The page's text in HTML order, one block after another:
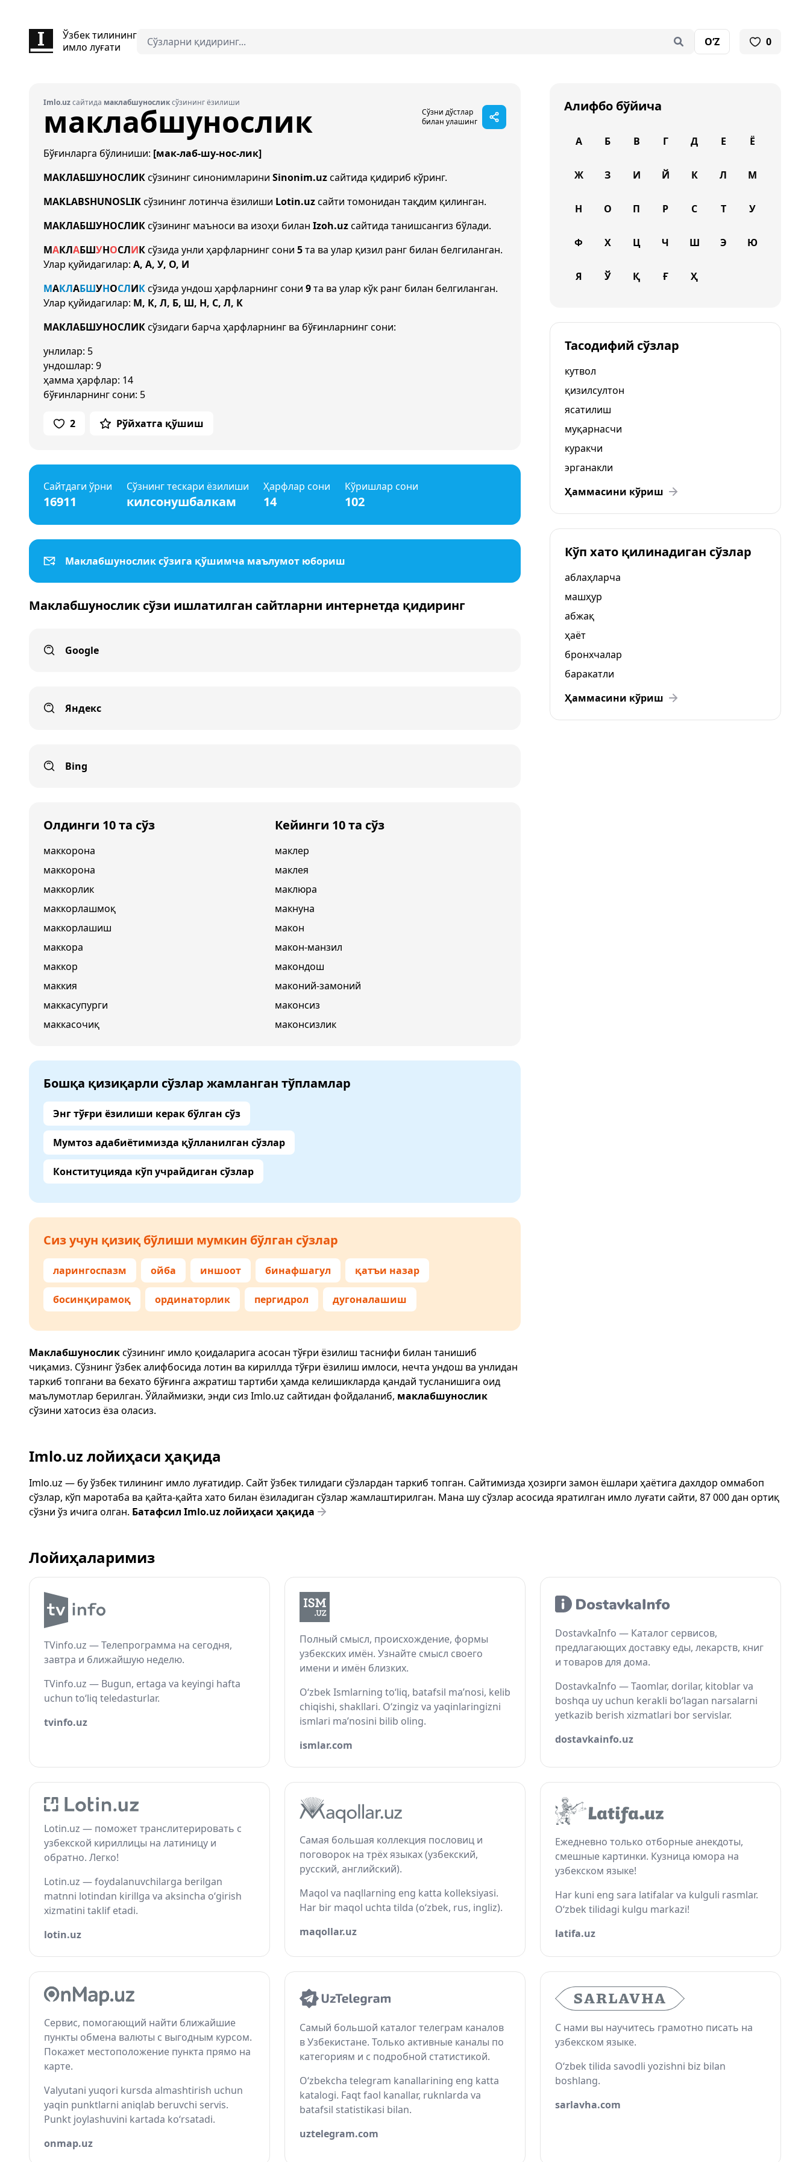
Ўзбек тилининг
имло луғати
O‘Z 0
Imlo.uzсайтида маклабшуносликсўзининг ёзилиши
маклабшунослик
Сўзни дўстлар
билан улашинг
Бўғинларга бўлиниши: [мак-лаб-шу-нос-лик]
МАКЛАБШУНОСЛИКсўзининг синонимларини Sinonim.uzсайтида қидириб кўринг.
MAKLABSHUNOSLIKсўзининг лотинча ёзилиши Lotin.uzсайти томонидан тақдим қилинган.
МАКЛАБШУНОСЛИКсўзининг маъноси ва изоҳи билан Izoh.uzсайтида танишсангиз бўлади.
МАКЛАБШУНОСЛИКсўзида унли ҳарфларнинг сони 5та ва улар қизил ранг билан белгиланган.
Улар қуйидагилар: А, А, У, О, И
МАКЛАБШУНОСЛИКсўзида ундош ҳарфларнинг сони 9та ва улар кўк ранг билан белгиланган.
Улар қуйидагилар: М, К, Л, Б, Ш, Н, С, Л, К
МАКЛАБШУНОСЛИКсўзидаги барча ҳарфларнинг ва бўғинларнинг сони:
унлилар: 5
ундошлар: 9
ҳамма ҳарфлар: 14
бўғинларнинг сони: 5
2 Рўйхатга қўшиш
Сайтдаги ўрни
16911
Сўзнинг тескари ёзилиши
килсонушбалкам
Ҳарфлар сони
14
Кўришлар сони
102
Маклабшунослик сўзига қўшимча маълумот юбориш
Маклабшунослик сўзи ишлатилган сайтларни интернетда қидиринг
Google
Яндекс
Bing
Олдинги 10 та сўз
маккорона
маккорона
маккорлик
маккорлашмоқ
маккорлашиш
маккора
маккор
маккия
маккасупурги
маккасочиқ
Кейинги 10 та сўз
маклер
маклея
маклюра
макнуна
макон
макон-манзил
макондош
маконий-замоний
маконсиз
маконсизлик
Бошқа қизиқарли сўзлар жамланган тўпламлар
Энг тўғри ёзилиши керак бўлган сўз
Мумтоз адабиётимизда қўлланилган сўзлар
Конституцияда кўп учрайдиган сўзлар
Сиз учун қизиқ бўлиши мумкин бўлган сўзлар
ларингоспазм ойба иншоот бинафшагул қатъи назар
босинқирамоқ ординаторлик пергидрол дугоналашиш
Маклабшуносликсўзининг имло қоидаларига асосан тўғри ёзилиш таснифи билан танишиб
чиқамиз. Сўзнинг ўзбек алифбосида лотин ва кириллда тўғри ёзилиш имлоси, нечта ундош ва унлидан
таркиб топгани ва бехато бўғинга ажратиш тартиби ҳамда келишикларда қандай тусланишига оид
маълумотлар берилган. Ўйлаймизки, энди сиз Imlo.uz сайтидан фойдаланиб, маклабшунослик
сўзини хатосиз ёза оласиз.
Алифбо бўйича
А Б В Г Д Е Ё
Ж З И Й К Л М
Н О П Р С Т У
Ф Х Ц Ч Ш Э Ю
Я Ў Қ Ғ Ҳ
Тасодифий сўзлар
кутвол
қизилсултон
ясатилиш
муқарнасчи
куракчи
эрганакли
Ҳаммасини кўриш
Кўп хато қилинадиган сўзлар
аблаҳларча
машҳур
абжақ
ҳаёт
бронхчалар
баракатли
Ҳаммасини кўриш
Imlo.uz лойиҳаси ҳақида
Imlo.uz — бу ўзбек тилининг имло луғатидир. Сайт ўзбек тилидаги сўзлардан таркиб топган. Сайтимизда ҳозирги замон ёшлари ҳаётига дахлдор оммабоп
сўзлар, кўп маротаба ва қайта-қайта хато билан ёзиладиган сўзлар жамлаштирилган. Мана шу сўзлар асосида яратилган имло луғати сайти, 87 000 дан ортиқ
сўзни ўз ичига олган. Батафсил Imlo.uz лойиҳаси ҳақида
Лойиҳаларимиз
TVinfo.uz — Телепрограмма на сегодня,
завтра и ближайшую неделю.
TVinfo.uz — Bugun, ertaga va keyingi hafta
uchun to‘liq teledasturlar.
tvinfo.uz
Полный смысл, происхождение, формы
узбекских имён. Узнайте смысл своего
имени и имён близких.
O‘zbek Ismlarning to‘liq, batafsil ma’nosi, kelib
chiqishi, shakllari. O‘zingiz va yaqinlaringizni
ismlari ma’nosini bilib oling.
ismlar.com
DostavkaInfo — Каталог сервисов,
предлагающих доставку еды, лекарств, книг
и товаров для дома.
DostavkaInfo — Taomlar, dorilar, kitoblar va
boshqa uy uchun kerakli bo‘lagan narsalarni
yetkazib berish xizmatlari bor servislar.
dostavkainfo.uz
Lotin.uz — поможет транслитерировать с
узбекской кириллицы на латиницу и
обратно. Легко!
Lotin.uz — foydalanuvchilarga berilgan
matnni lotindan kirillga va aksincha o‘girish
xizmatini taklif etadi.
lotin.uz
Самая большая коллекция пословиц и
поговорок на трёх языках (узбекский,
русский, английский).
Maqol va naqllarning eng katta kolleksiyasi.
Har bir maqol uchta tilda (o‘zbek, rus, ingliz).
maqollar.uz
Ежедневно только отборные анекдоты,
смешные картинки. Кузница юмора на
узбекском языке!
Har kuni eng sara latifalar va kulguli rasmlar.
O‘zbek tilidagi kulgu markazi!
latifa.uz
Сервис, помогающий найти ближайшие
пункты обмена валюты с выгодным курсом.
Покажет местоположение пункта прямо на
карте.
Valyutani yuqori kursda almashtirish uchun
yaqin punktlarni aniqlab beruvchi servis.
Punkt joylashuvini kartada ko‘rsatadi.
onmap.uz
Самый большой каталог телеграм каналов
в Узбекистане. Только активные каналы по
категориям и с подробной статистикой.
O‘zbekcha telegram kanallarining eng katta
katalogi. Faqt faol kanallar, ruknlarda va
batafsil statistikasi bilan.
uztelegram.com
С нами вы научитесь грамотно писать на
узбекском языке.
O‘zbek tilida savodli yozishni biz bilan
boshlang.
sarlavha.com